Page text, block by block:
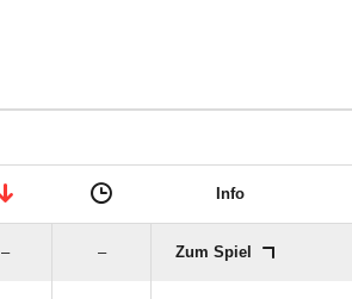
Info
– – Zum Spiel